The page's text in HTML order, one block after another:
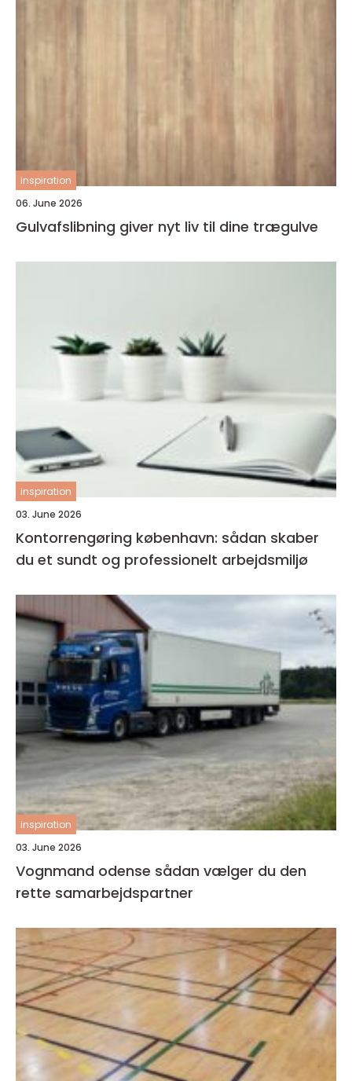
inspiration
06. June 2026
Gulvafslibning giver nyt liv til dine trægulve
inspiration
03. June 2026
Kontorrengøring københavn: sådan skaber
du et sundt og professionelt arbejdsmiljø
inspiration
03. June 2026
Vognmand odense sådan vælger du den
rette samarbejdspartner